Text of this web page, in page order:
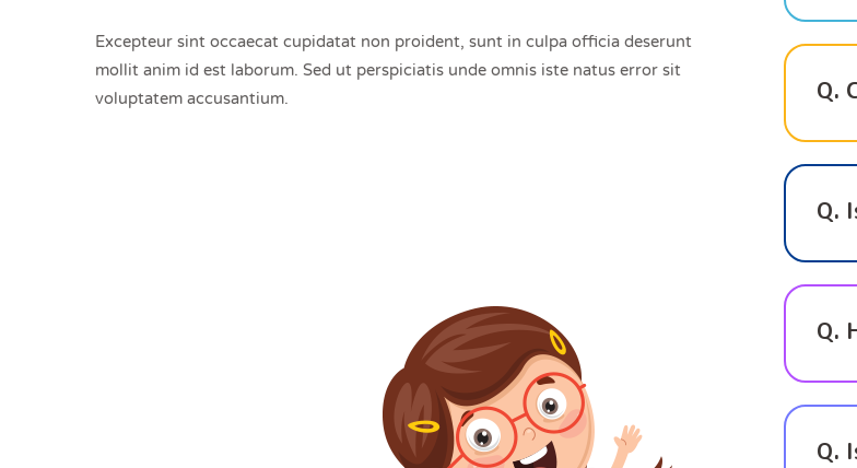
Excepteur sint occaecat cupidatat non proident, sunt in culpa officia deserunt
mollit anim id est laborum. Sed ut perspiciatis unde omnis iste natus error sit
voluptatem accusantium.
Q.
Q.
Q.
Q.